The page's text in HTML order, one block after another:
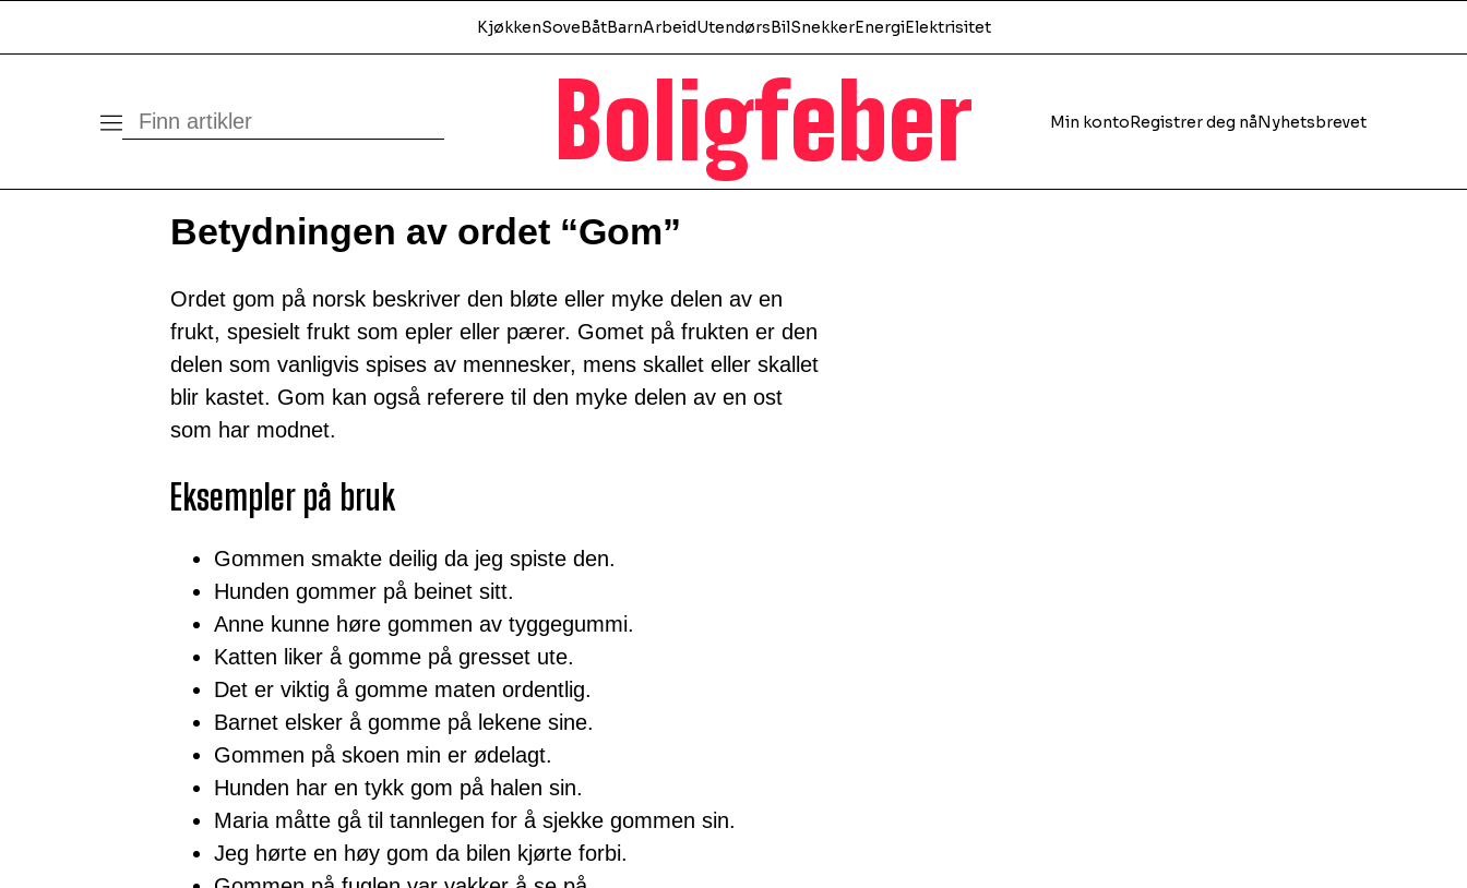
Boligfeber Min kontoRegistrer deg nåNyhetsbrevet
KjøkkenSoveBåtBarnArbeidUtendørsBilSnekkerEnergiElektrisitet
Betydningen av ordet “Gom”
Ordet gom på norsk beskriver den bløte eller myke delen av en
frukt, spesielt frukt som epler eller pærer. Gomet på frukten er den
delen som vanligvis spises av mennesker, mens skallet eller skallet
blir kastet. Gom kan også referere til den myke delen av en ost
som har modnet.
Eksempler på bruk
Gommen smakte deilig da jeg spiste den.
Hunden gommer på beinet sitt.
Anne kunne høre gommen av tyggegummi.
Katten liker å gomme på gresset ute.
Det er viktig å gomme maten ordentlig.
Barnet elsker å gomme på lekene sine.
Gommen på skoen min er ødelagt.
Hunden har en tykk gom på halen sin.
Maria måtte gå til tannlegen for å sjekke gommen sin.
Jeg hørte en høy gom da bilen kjørte forbi.